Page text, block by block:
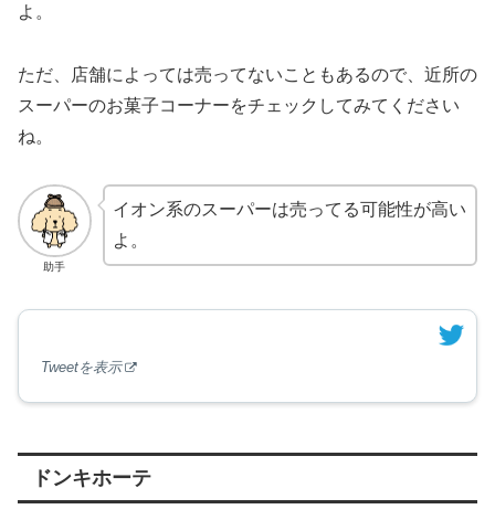
よ。
ただ、店舗によっては売ってないこともあるので、近所の
スーパーのお菓子コーナーをチェックしてみてください
ね。
助手
イオン系のスーパーは売ってる可能性が高い
よ。
Tweetを表示
ドンキホーテ